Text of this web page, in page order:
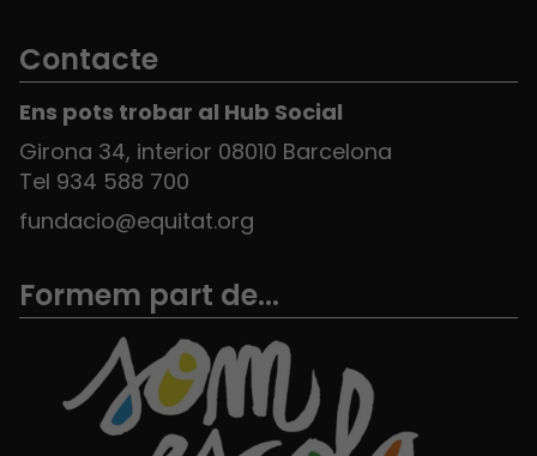
Contacte
Ens pots trobar al Hub Social
Girona 34, interior 08010 Barcelona
Tel 934 588 700
fundacio@equitat.org
Formem part de...